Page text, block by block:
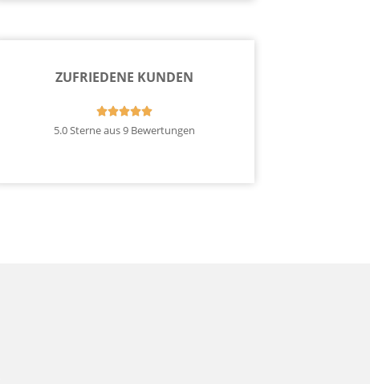
ZUFRIEDENE KUNDEN

5.0 Sterne aus 9 Bewertungen